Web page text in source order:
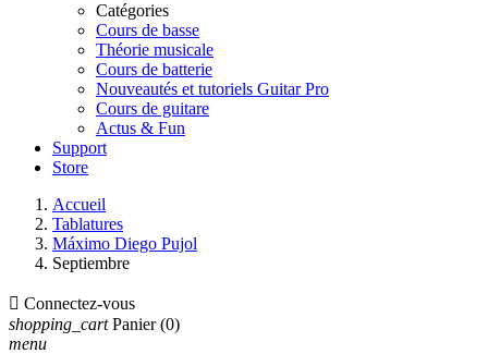
Catégories
Cours de basse
Théorie musicale
Cours de batterie
Nouveautés et tutoriels Guitar Pro
Cours de guitare
Actus & Fun
Support
Store
Accueil
Tablatures
Máximo Diego Pujol
Septiembre
 Connectez-vous
shopping_cart Panier (0)
menu